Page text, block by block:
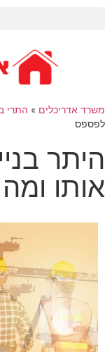
משרד אדריכלים » התרי
לפספס
היתר
אותו